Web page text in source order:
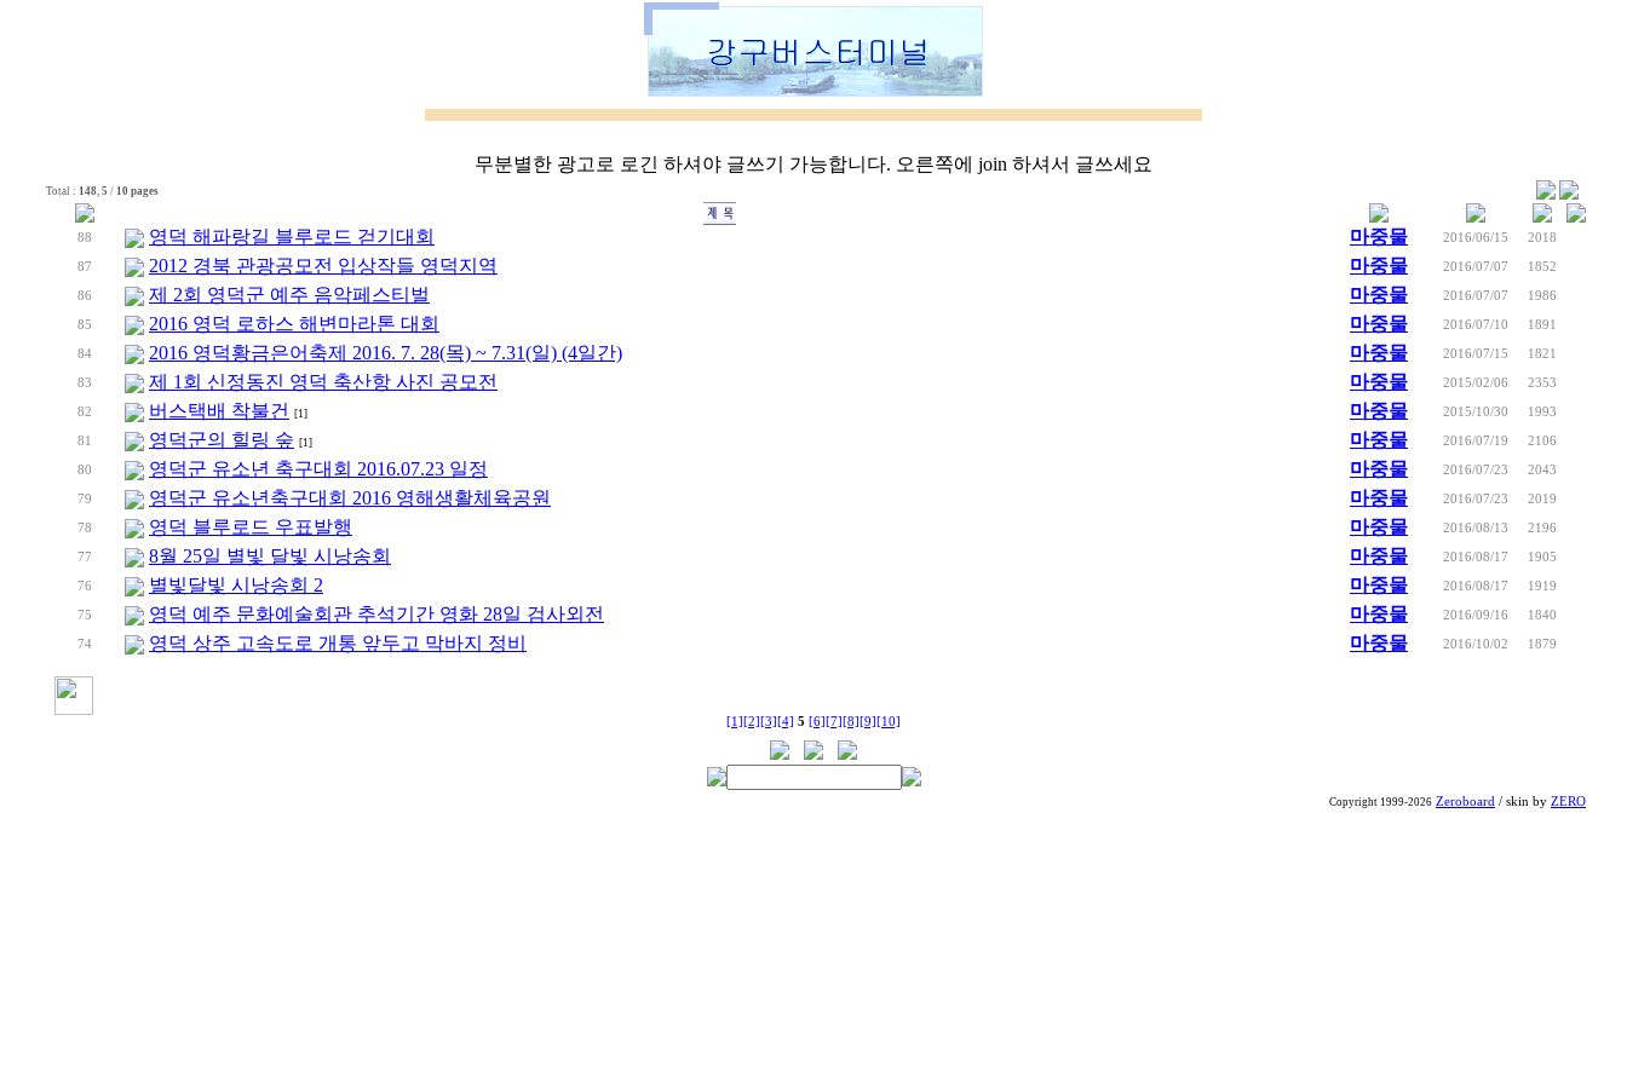
무분별한 광고로 로긴 하셔야 글쓰기 가능합니다. 오른쪽에 join 하셔서 글쓰세요
Total : 148, 5 / 10 pages
88 영덕 해파랑길 블루로드 걷기대회 마중물 2016/06/15 2018
87 2012 경북 관광공모전 입상작들 영덕지역 마중물 2016/07/07 1852
86 제 2회 영덕군 예주 음악페스티벌 마중물 2016/07/07 1986
85 2016 영덕 로하스 해변마라톤 대회 마중물 2016/07/10 1891
84 2016 영덕황금은어축제 2016. 7. 28(목) ~ 7.31(일) (4일간) 마중물 2016/07/15 1821
83 제 1회 신정동진 영덕 축산항 사진 공모전 마중물 2015/02/06 2353
82 버스택배 착불건 [1] 마중물 2015/10/30 1993
81 영덕군의 힐링 숲 [1] 마중물 2016/07/19 2106
80 영덕군 유소년 축구대회 2016.07.23 일정 마중물 2016/07/23 2043
79 영덕군 유소년축구대회 2016 영해생활체육공원 마중물 2016/07/23 2019
78 영덕 블루로드 우표발행 마중물 2016/08/13 2196
77 8월 25일 별빛 달빛 시낭송회 마중물 2016/08/17 1905
76 별빛달빛 시낭송회 2 마중물 2016/08/17 1919
75 영덕 예주 문화예술회관 추석기간 영화 28일 검사외전 마중물 2016/09/16 1840
74 영덕 상주 고속도로 개통 앞두고 막바지 정비 마중물 2016/10/02 1879
[1] [2] [3] [4] 5 [6] [7] [8] [9] [10]
Copyright 1999-2026 Zeroboard / skin by ZERO